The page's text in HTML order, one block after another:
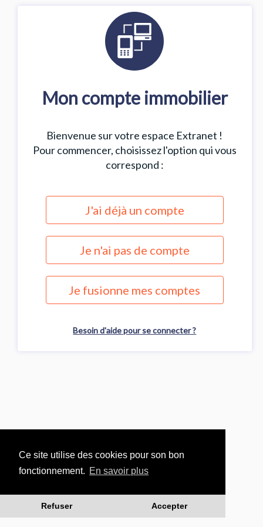
Ce site utilise des cookies pour son bon
fonctionnement. En savoir plus
Refuser Accepter
Mon compte immobilier
Bienvenue sur votre espace Extranet !
Pour commencer, choisissez l'option qui vous
correspond :
J'ai déjà un compte
Je n'ai pas de compte
Je fusionne mes comptes
Besoin d'aide pour se connecter ?